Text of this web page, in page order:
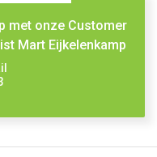
met onze Customer
Mart Eijkelenkamp